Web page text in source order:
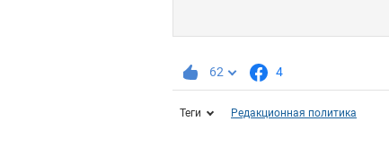
62 4
Теги Редакционная политика